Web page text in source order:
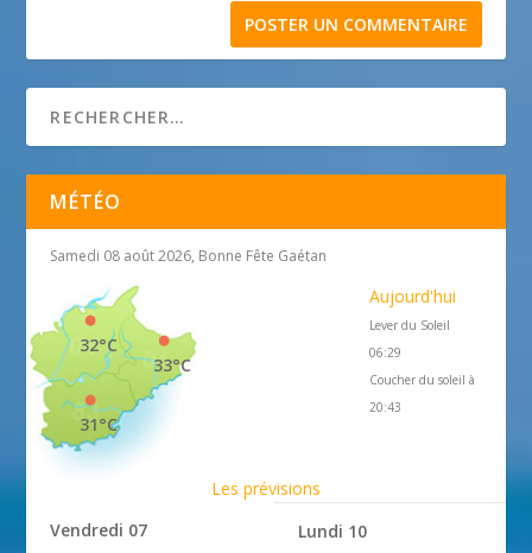
MÉTÉO
Samedi 08 août 2026, Bonne Fête Gaétan
33°C
32°C
31°C
Aujourd'hui
Lever du Soleil
06:29
Coucher du soleil à
20:43
Les prévisions
Vendredi 07
Lundi 10